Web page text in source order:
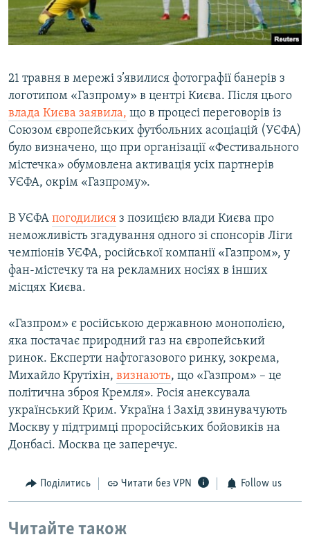
21 травня в мережі з’явилися фотографії банерів з
логотипом «Газпрому» в центрі Києва. Після цього
влада Києва заявила, що в процесі переговорів із
Союзом європейських футбольних асоціацій (УЄФА)
було визначено, що при організації «Фестивального
містечка» обумовлена активація усіх партнерів
УЄФА, окрім «Газпрому».
В УЄФА погодилися з позицією влади Києва про
неможливість згадування одного зі спонсорів Ліги
чемпіонів УЄФА, російської компанії «Газпром», у
фан-містечку та на рекламних носіях в інших
місцях Києва.
«Газпром» є російською державною монополією,
яка постачає природний газ на європейський
ринок. Експерти нафтогазового ринку, зокрема,
Михайло Крутіхін, визнають, що «Газпром» – це
політична зброя Кремля». Росія анексувала
український Крим. Україна і Захід звинувачують
Москву у підтримці проросійських бойовиків на
Донбасі. Москва це заперечує.
Поділитись Читати без VPN Follow us
Читайте також